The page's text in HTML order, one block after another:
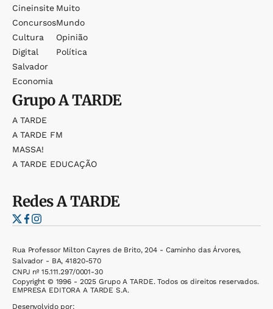
Cineinsite
Concursos
Cultura
Digital
Salvador
Economia
Muito
Mundo
Opinião
Política
GrupoA TARDE
A TARDE
A TARDE FM
MASSA!
A TARDE EDUCAÇÃO
RedesA TARDE
Rua Professor Milton Cayres de Brito, 204 - Caminho das Árvores,
Salvador - BA, 41820-570
CNPJ nº 15.111.297/0001-30
Copyright © 1996 - 2025 Grupo A TARDE. Todos os direitos reservados.
EMPRESA EDITORA A TARDE S.A.
Desenvolvido por: